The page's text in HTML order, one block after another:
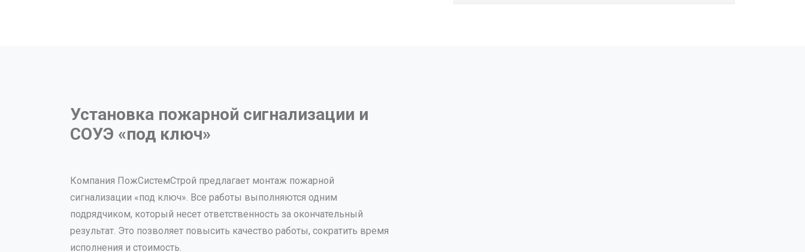
Установка пожарной сигнализации и
СОУЭ «под ключ»
Компания ПожСистемСтрой предлагает монтаж пожарной
сигнализации «под ключ». Все работы выполняются одним
подрядчиком, который несет ответственность за окончательный
результат. Это позволяет повысить качество работы, сократить время
исполнения и стоимость.